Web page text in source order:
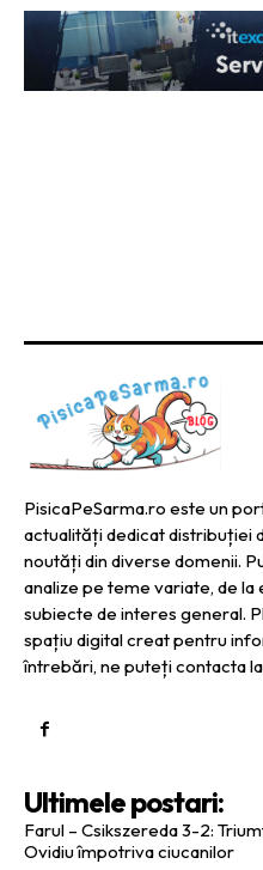
PisicaPeSarma.ro este un
actualități dedicat distribuției
noutăți din diverse domenii.
analize pe teme variate, de
subiecte de interes general.
spațiu digital creat pentru
întrebări, ne puteți contacta
Ultimele postari:
Farul – Csikszereda 3-2:
Ovidiu împotriva ciucanilor